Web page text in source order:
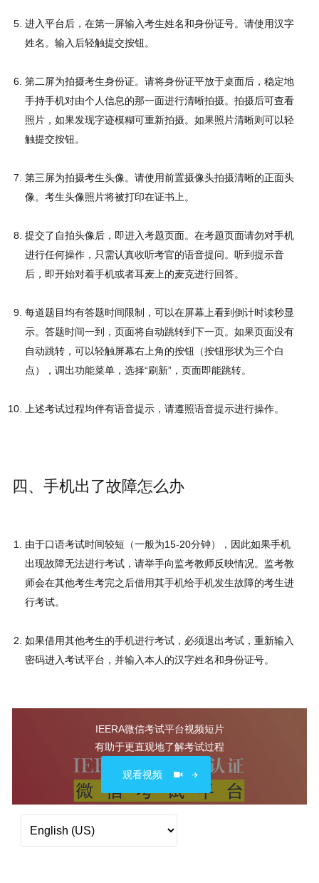
进入平台后，在第一屏输入考生姓名和身份证号。请使用汉字
姓名。输入后轻触提交按钮。
第二屏为拍摄考生身份证。请将身份证平放于桌面后，稳定地
手持手机对由个人信息的那一面进行清晰拍摄。拍摄后可查看
照片，如果发现字迹模糊可重新拍摄。如果照片清晰则可以轻
触提交按钮。
第三屏为拍摄考生头像。请使用前置摄像头拍摄清晰的正面头
像。考生头像照片将被打印在证书上。
提交了自拍头像后，即进入考题页面。在考题页面请勿对手机
进行任何操作，只需认真收听考官的语音提问。听到提示音
后，即开始对着手机或者耳麦上的麦克进行回答。
每道题目均有答题时间限制，可以在屏幕上看到倒计时读秒显
示。答题时间一到，页面将自动跳转到下一页。如果页面没有
自动跳转，可以轻触屏幕右上角的按钮（按钮形状为三个白
点），调出功能菜单，选择“刷新”，页面即能跳转。
上述考试过程均伴有语音提示，请遵照语音提示进行操作。
四、手机出了故障怎么办
由于口语考试时间较短（一般为15-20分钟），因此如果手机
出现故障无法进行考试，请举手向监考教师反映情况。监考教
师会在其他考生考完之后借用其手机给手机发生故障的考生进
行考试。
如果借用其他考生的手机进行考试，必须退出考试，重新输入
密码进入考试平台，并输入本人的汉字姓名和身份证号。
IEERA微信考试平台视频短片
有助于更直观地了解考试过程
观看视频